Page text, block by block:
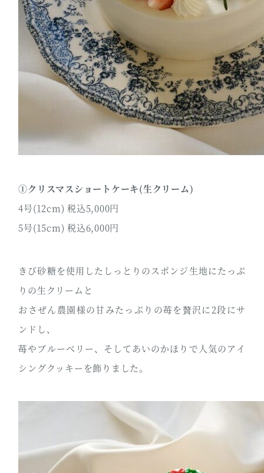
①クリスマスショートケーキ(生クリーム)
4号(12cm) 税込5,000円
5号(15cm) 税込6,000円
きび砂糖を使用したしっとりのスポンジ生地にたっぷ
りの生クリームと
おさぜん農園様の甘みたっぷりの苺を贅沢に2段にサ
ンドし、
苺やブルーベリー、そしてあいのかほりで人気のアイ
シングクッキーを飾りました。